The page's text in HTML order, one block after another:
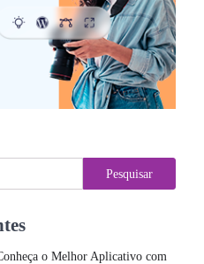
Pesquisar
o Melhor Aplicativo com